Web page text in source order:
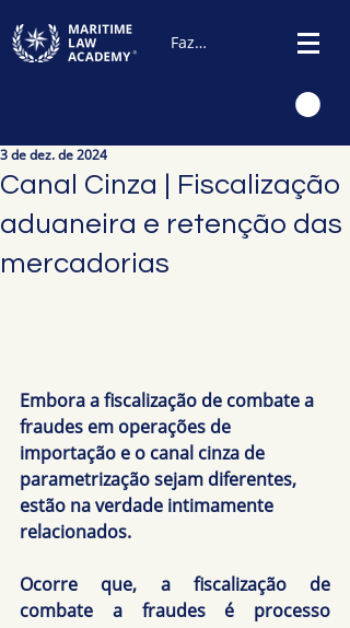
Fazer Login
Canal Cinza | Fiscalização
aduaneira e retenção das
mercadorias
3 de dez. de 2024
Embora a fiscalização de combate a
fraudes em operações de
importação e o canal cinza de
parametrização sejam diferentes,
estão na verdade intimamente
relacionados.
Ocorre que, a fiscalização de
combate a fraudes é processo